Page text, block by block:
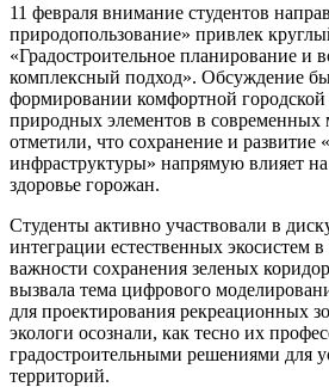
11 февраля внимание студентов
природопользование» привлек
«Градостроительное планирование и
комплексный подход». Обсуждение
формировании комфортной
природных элементов в современных
отметили, что сохранение и развитие
инфраструктуры» напрямую влияет
здоровье горожан.
Студенты активно участвовали в
интеграции естественных экосистем
важности сохранения зеленых
вызвала тема цифрового
для проектирования рекреационных
экологи осознали, как тесно их
градостроительными решениями для
территорий.